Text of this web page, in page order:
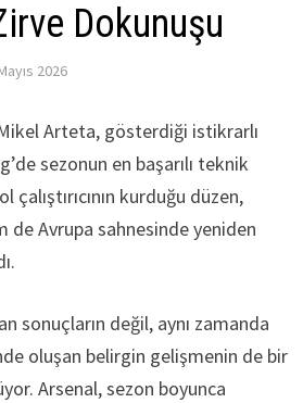
Dokunuşu
2026
Arteta, gösterdiği istikrarlı
sezonun en başarılı teknik
çalıştırıcının kurduğu düzen,
de Avrupa sahnesinde yeniden
sonuçların değil, aynı zamanda
oluşan belirgin gelişmenin de bir
Arsenal, sezon boyunca